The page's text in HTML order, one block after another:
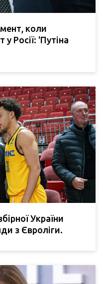
коли
Росії: 'Путіна
України
з Євроліги.